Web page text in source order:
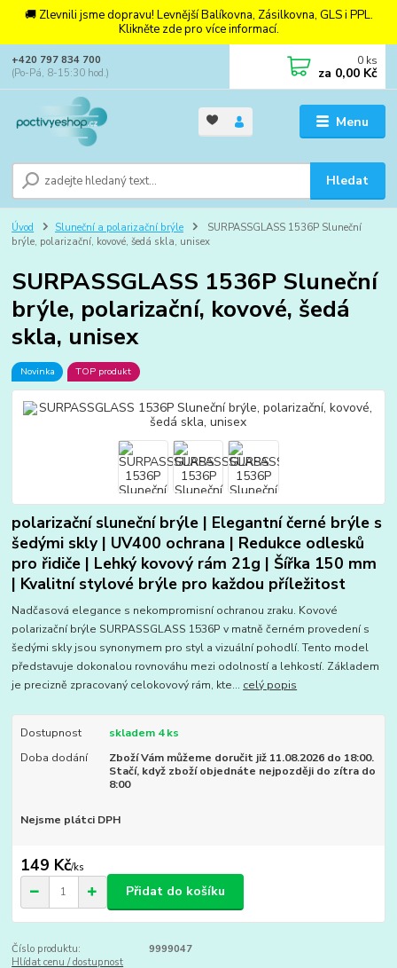
🚚 Zlevnili jsme dopravu! Levnější Balíkovna, Zásilkovna, GLS i PPL.
Klikněte zde pro více informací.
Menu
Hledat
+420 797 834 700
(Po-Pá, 8-15:30 hod.)
0 ks
za 0,00 Kč
Úvod Sluneční a polarizační brýle
SURPASSGLASS 1536P Sluneční
brýle, polarizační, kovové, šedá skla, unisex
SURPASSGLASS 1536P Sluneční
brýle, polarizační, kovové, šedá
skla, unisex
Novinka TOP produkt
polarizační sluneční brýle | Elegantní černé brýle s
šedými skly | UV400 ochrana | Redukce odlesků
pro řidiče | Lehký kovový rám 21g | Šířka 150 mm
| Kvalitní stylové brýle pro každou příležitost
Nadčasová elegance s nekompromisní ochranou zraku. Kovové
polarizační brýle SURPASSGLASS 1536P v matně černém provedení s
šedými skly jsou synonymem pro styl a vizuální pohodlí. Tento model
představuje dokonalou rovnováhu mezi odolností a lehkostí. Základem
je precizně zpracovaný celokovový rám, kte... celý popis
Dostupnost
skladem 4 ks
Doba dodání
Zboží Vám můžeme doručit již 11.08.2026 do 18:00.
Stačí, když zboží objednáte nejpozději do zítra do
8:00
Nejsme plátci DPH
149 Kč/ks
Přidat do košíku
Číslo produktu:
9999047
Hlídat cenu / dostupnost